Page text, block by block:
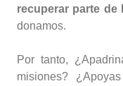
recuperar parte de
donamos.
Por tanto,
misiones?